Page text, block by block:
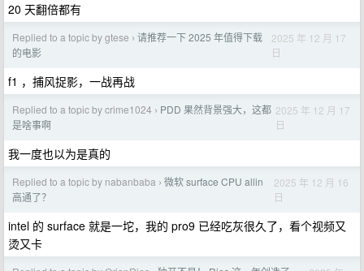
20 天翻倍都有
Replied to a topic by gtese › 请推荐一下 2025 年值得下载
的电影
2025 年 12 月 17
日
f1 ，捕风捉影，一战再战
Replied to a topic by crime1024 › PDD 果然背景强大，这都
是啥事啊
2025 年 12 月 17
日
我一度也以为是真的
Replied to a topic by nabanbaba › 微软 surface CPU allin
高通了？
2025 年 12 月 16
日
intel 的 surface 就是一坨，我的 pro9 已经吃灰很久了，看个视频又
烫又卡